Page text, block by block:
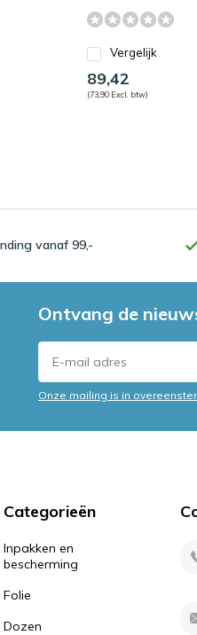
Vergelijk
89,42
(73,90 Excl. btw)
vanaf 99,-
Ontvang de
Onze mailing is in
Categorieën
Inpakken en
bescherming
Folie
Dozen